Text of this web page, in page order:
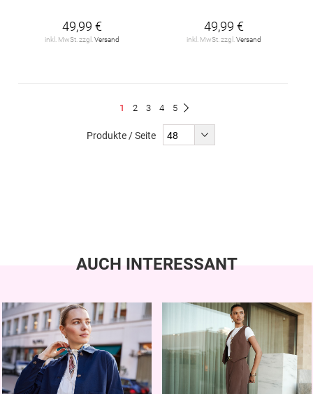
49,99 €
inkl. MwSt. zzgl. Versand
49,99 €
inkl. MwSt. zzgl. Versand
Du
1 Seite
2 Seite
3 Seite
4 Seite
5
Produkte / Seite
AUCH INTERESSANT